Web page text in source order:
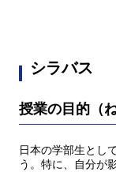
シラバス
授業の目的（
日本の学部生とし
う。特に、自分が